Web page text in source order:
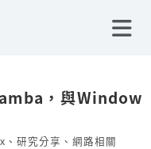
，與Window
、 研究分享 、 網路相關